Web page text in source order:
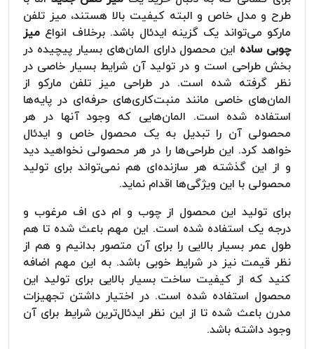
طرح و مدل خاص و البته کیفیت بالا هستند، میز تلفن
مارکو می‌تواند یک گزینه ایدئال باشد. برخلاف انواع میز
چوبی ساده این محصول دارای المان‌های بسیار پیچیده در
بخش طراحی است و در تولید آن شرایط بسیار خاصی در
نظر گرفته شده است. در طراحی میز تلفن مارکو از
المان‌های خاصی مانند منبت‌کاری‌های حرفه‌ای در پایه‌ها
استفاده شده است. المان‌هایی که وجود آنها در هر
محصولی آن را تبدیل به یک محصول خاص و ایدئال
خواهد کرد. این طراحی‌ها را در هر محصولی نخواهید دید
و از این گذشته هر سازنده‌ای هم نمی‌تواند برای تولید
محصولی با این ویژگی‌ها اقدام نماید.
برای تولید این محصول از چوب و ام دی اف مرغوب و
درجه یک استفاده شده است. این مهم باعث شده تا هم
طول عمر بسیار بالایی را برای آن متصور بدانیم و هم از
نظر قیمت نیز در شرایط خوبی باشد. به این مهم اضافه
کنید که از کیفیت ساخت بسیار بالایی برای تولید این
محصول استفاده شده است. در اختیار داشتن تجهیزات
مدرن باعث شده تا از این نظر ایدئال‌ترین شرایط برای آن
وجود داشته باشد.